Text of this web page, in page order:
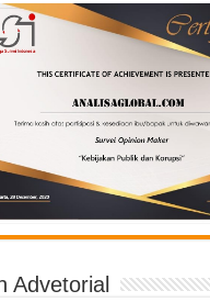
Advetorial